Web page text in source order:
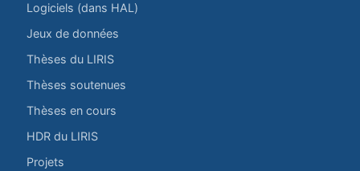
Logiciels (dans HAL)
Jeux de données
Thèses du LIRIS
Thèses soutenues
Thèses en cours
HDR du LIRIS
Projets